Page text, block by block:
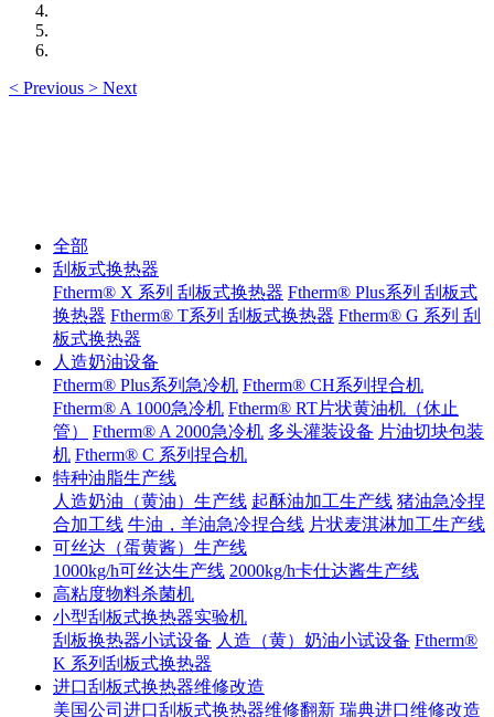
< Previous > Next
全部
刮板式换热器
Ftherm® X 系列 刮板式换热器 Ftherm® Plus系列 刮板式
换热器 Ftherm® T系列 刮板式换热器 Ftherm® G 系列 刮
板式换热器
人造奶油设备
Ftherm® Plus系列急冷机 Ftherm® CH系列捏合机
Ftherm® A 1000急冷机 Ftherm® RT片状黄油机（休止
管）
Ftherm® A 2000急冷机 多头灌装设备 片油切块包装
机 Ftherm® C 系列捏合机
特种油脂生产线
人造奶油（黄油）生产线 起酥油加工生产线 猪油急冷捏
合加工线 牛油，羊油急冷捏合线 片状麦淇淋加工生产线
可丝达（蛋黄酱）生产线
1000kg/h可丝达生产线 2000kg/h卡仕达酱生产线
高粘度物料杀菌机
小型刮板式换热器实验机
刮板换热器小试设备 人造（黄）奶油小试设备 Ftherm®
K 系列刮板式换热器
进口刮板式换热器维修改造
美国公司进口刮板式换热器维修翻新 瑞典进口维修改造